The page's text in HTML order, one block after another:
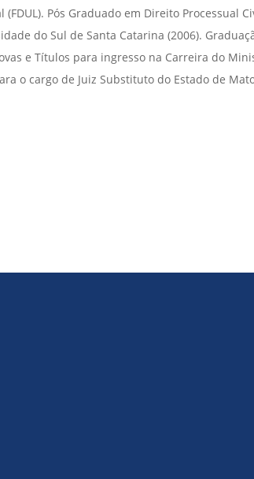
Pós Graduado em Direito Processual
do Sul de Santa Catarina (2006).
e Títulos para ingresso na Carreira do
o cargo de Juiz Substituto do Estado de